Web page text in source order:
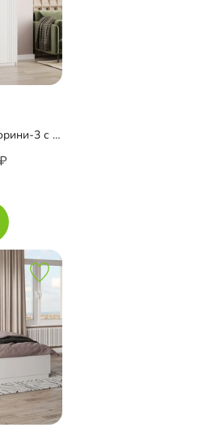
Распашной шкаф Санторини-3 с зеркалом